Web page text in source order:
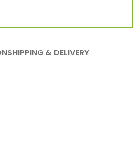
SHIPPING & DELIVERY